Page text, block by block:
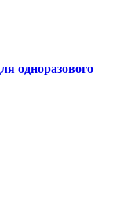
одноразового